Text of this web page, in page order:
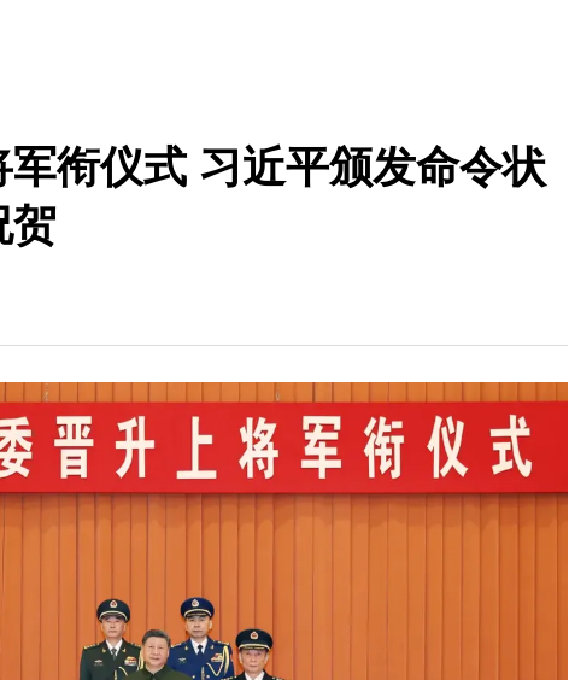
衔仪式 习近平颁发命令状
贺